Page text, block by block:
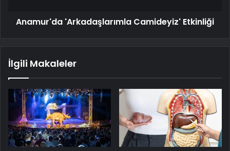
Anamur'da 'Arkadaşlarımla Camideyiz' Etkinliği
İlgili Makaleler